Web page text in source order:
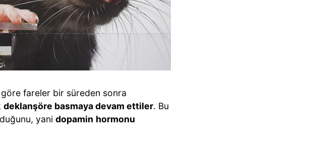
göre fareler bir süreden sonra
deklanşöre basmaya devam ettiler. Bu
yani dopamin hormonu